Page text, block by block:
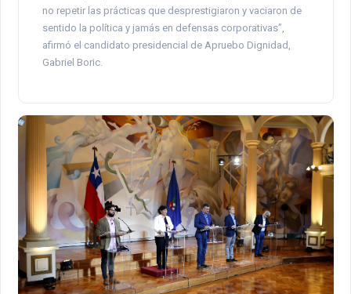
no repetir las prácticas que desprestigiaron y vaciaron de
sentido la política y jamás en defensas corporativas”,
afirmó el candidato presidencial de Apruebo Dignidad,
Gabriel Boric.